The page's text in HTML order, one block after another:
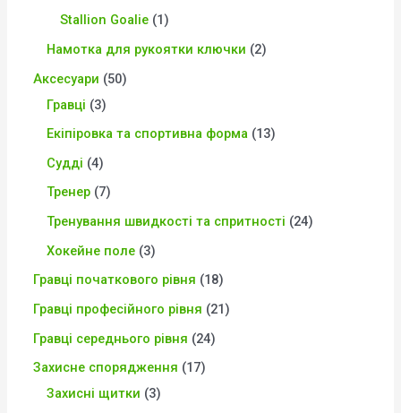
Stallion Goalie 1
Намотка для рукоятки ключки
2
Аксесуари
50
Гравці
3
Екіпіровка та спортивна форма 13
Судді 4
Тренер 7
Тренування швидкості та спритності
24
Хокейне поле 3
Гравці початкового рівня
18
Гравці професійного рівня
21
Гравці середнього рівня
24
Захисне спорядження
17
Захисні щитки
3